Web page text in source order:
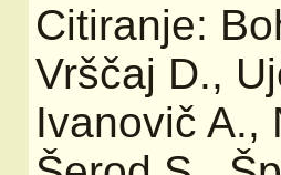
Citiranje:
Vrščaj D.,
Ivanovič A.,